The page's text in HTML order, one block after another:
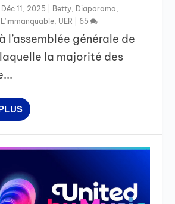
Déc 11, 2025 Betty Diaporama
L'immanquable UER 65
l’assemblée générale de
laquelle la majorité des